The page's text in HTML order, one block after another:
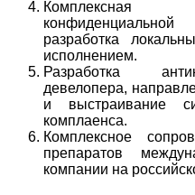
Комплексная
разработка
исполнением.
Разработка
девелопера,
и выстраивание
комплаенса.
Комплексное
препаратов
компании на